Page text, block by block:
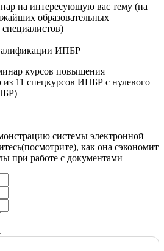
на интересующую вас тему (на
образовательных
ИПБР
курсов повышения
11 спецкурсов ИПБР с нулевого
системы электронной
как она сэкономит
при работе с документами